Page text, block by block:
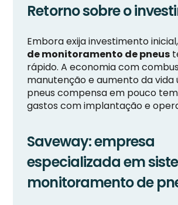
Retorno sobre o
Embora exija investimento
de monitoramento de pneus
rápido. A economia com
manutenção e aumento da vida
pneus compensa em pouco
gastos com implantação e
Saveway: empresa
especializada em
monitoramento de